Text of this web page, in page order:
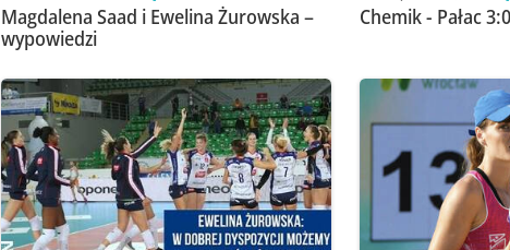
Magdalena Saad i Ewelina Żurowska –
wypowiedzi
Chemik - Pałac